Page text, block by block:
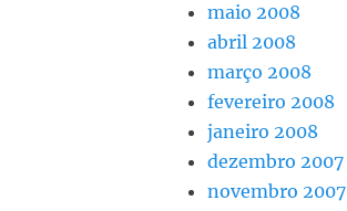
maio 2008
abril 2008
março 2008
fevereiro 2008
janeiro 2008
dezembro 2007
novembro 2007